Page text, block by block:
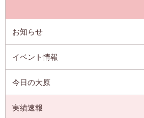
お知らせ
イベント情報
今日の大原
実績速報